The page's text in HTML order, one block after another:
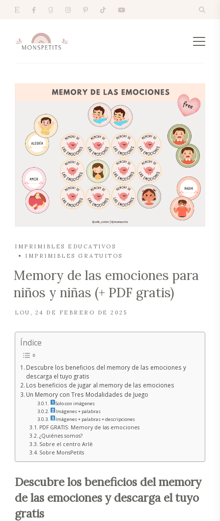
IMPRIMIBLES EDUCATIVOS
IMPRIMIBLES GRATUITOS
Memory de las emociones para
niños y niñas (+ PDF gratis)
LOU 24 DE FEBRERO DE 2025
Índice
Descubre los beneficios del memory de las emociones y
descarga el tuyo gratis
Los beneficios de jugar al memory de las emociones
Un Memory con Tres Modalidades de Juego
Solo con imágenes
Imágenes + palabras
Imágenes + palabras + descripciones
PDF GRATIS: Memory de las emociones
¿Quiénes somos?
Sobre el centro Arlè
Sobre MonsPetits
Descubre los beneficios del memory
de las emociones y descarga el tuyo
gratis